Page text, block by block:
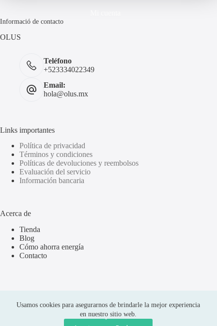
Usamos cookies para asegurarnos de brindarle la mejor experiencia
en nuestro sitio web.
Informació de contacto
OLUS
Teléfono
+523334022349
Email:
hola@olus.mx
Links importantes
Política de privacidad
Términos y condiciones
Políticas de devoluciones y reembolsos
Evaluación del servicio
Información bancaria
Acerca de
Tienda
Blog
Cómo ahorra energía
Contacto